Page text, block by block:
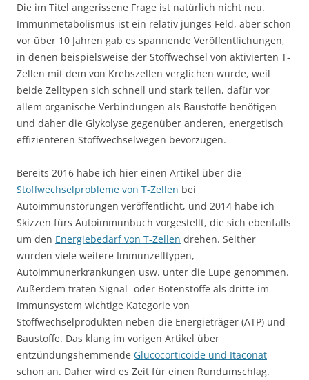
Die im Titel angerissene Frage ist natürlich nicht neu.
Immunmetabolismus ist ein relativ junges Feld, aber schon
vor über 10 Jahren gab es spannende Veröffentlichungen,
in denen beispielsweise der Stoffwechsel von aktivierten T-
Zellen mit dem von Krebszellen verglichen wurde, weil
beide Zelltypen sich schnell und stark teilen, dafür vor
allem organische Verbindungen als Baustoffe benötigen
und daher die Glykolyse gegenüber anderen, energetisch
effizienteren Stoffwechselwegen bevorzugen.
Bereits 2016 habe ich hier einen Artikel über die
Stoffwechselprobleme von T-Zellen bei
Autoimmunstörungen veröffentlicht, und 2014 habe ich
Skizzen fürs Autoimmunbuch vorgestellt, die sich ebenfalls
um den Energiebedarf von T-Zellen drehen. Seither
wurden viele weitere Immunzelltypen,
Autoimmunerkrankungen usw. unter die Lupe genommen.
Außerdem traten Signal- oder Botenstoffe als dritte im
Immunsystem wichtige Kategorie von
Stoffwechselprodukten neben die Energieträger (ATP) und
Baustoffe. Das klang im vorigen Artikel über
entzündungshemmende Glucocorticoide und Itaconat
schon an. Daher wird es Zeit für einen Rundumschlag.